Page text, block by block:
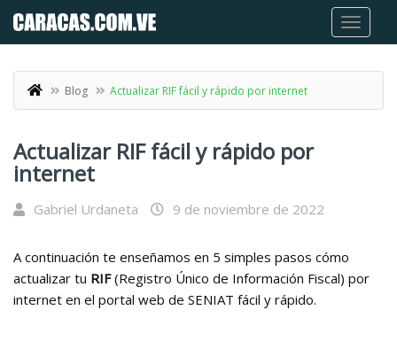
Blog Actualizar RIF fácil y rápido por internet
Actualizar RIF fácil y rápido por
internet
Gabriel Urdaneta 9 de noviembre de 2022
A continuación te enseñamos en 5 simples pasos cómo
actualizar tu RIF(Registro Único de Información Fiscal) por
internet en el portal web de SENIAT fácil y rápido.